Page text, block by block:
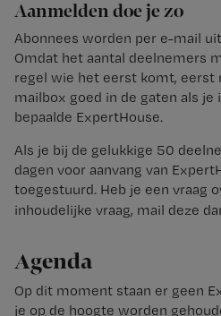
Aanmelden doe je zo
Abonnees worden per e-mail
Omdat het aantal deelnemers
regel wie het eerst komt, eerst
mailbox goed in de gaten als je
bepaalde ExpertHouse.
Als je bij de gelukkige 50
dagen voor aanvang van
toegestuurd. Heb je een vraag
inhoudelijke vraag, mail deze
Agenda
Op dit moment staan er geen
je op de hoogte worden